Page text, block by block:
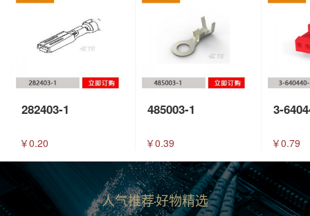
282403-1
￥0.20
485003-1
￥0.39
3-
￥0.79
人气推荐好物精选